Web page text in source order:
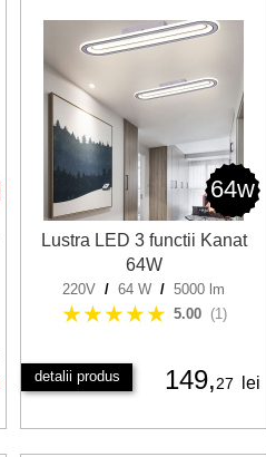
64w
Lustra LED 3 functii Kanat
64W
220V / 64 W / 5000 lm
★★★★★ 5.00 (1)
detalii produs 149,27 lei